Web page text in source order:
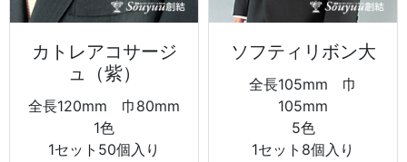
カトレアコサージ
ュ（紫）
全長120mm 巾80mm
1色
1セット50個入り
ソフティリボン大
全長105mm 巾
105mm
5色
1セット8個入り